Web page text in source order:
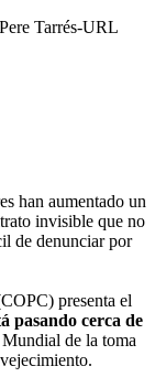
Tarrés-URL
han aumentado un
invisible que no
de denunciar por
presenta el
pasando cerca de
de la toma